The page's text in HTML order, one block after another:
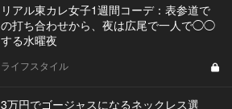
リアル東カレ女子1週間コーデ：表参道で
の打ち合わせから、夜は広尾で一人で◯◯
する水曜夜
ライフスタイル
3万円でゴージャスになるネックレス選